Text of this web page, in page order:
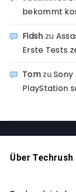
bekommt
Fidsh zu
Erste Tests
Tomzu
PlayStation
Über Techrush